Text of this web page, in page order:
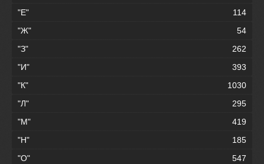
"Е"
114
"Ж"
54
"З"
262
"И"
393
"К"
1030
"Л"
295
"М"
419
"Н"
185
"О"
547